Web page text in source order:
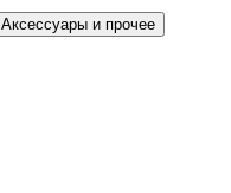
Аксессуары и прочее